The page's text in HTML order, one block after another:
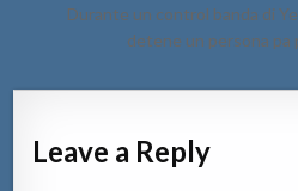
Durante un control banda di
detene un persona pa
Leave a Reply